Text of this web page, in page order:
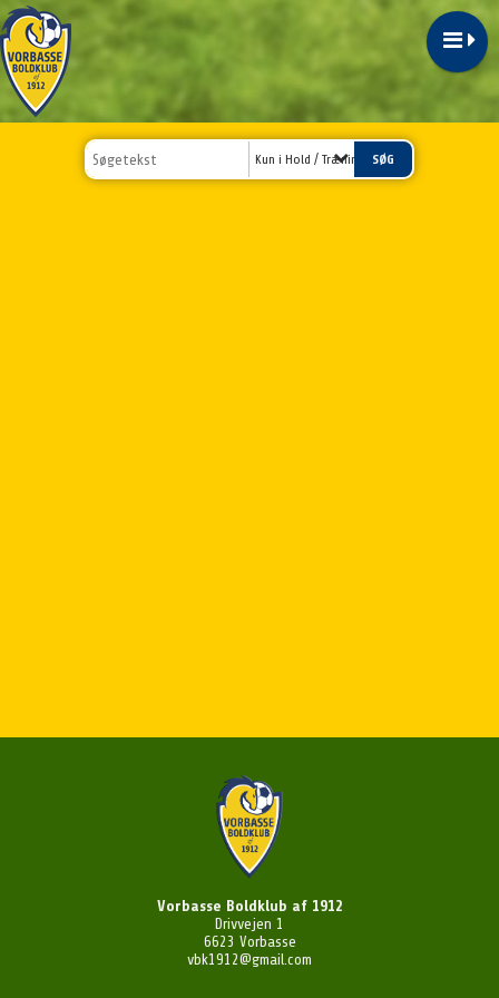
Kun i Hold / Træningstider
Vorbasse Boldklub af 1912
Drivvejen 1
6623 Vorbasse
vbk1912@gmail.com